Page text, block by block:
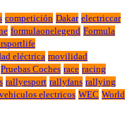
competición Dakar electriccar
formulaonelegend Formula
eléctrica movilidad
Pruebas Coches race racing
rallyesport rallyfans rallying
vehiculos electricos WEC World